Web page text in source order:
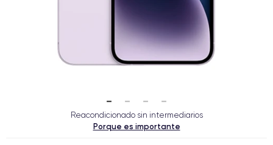
Reacondicionado sin intermediarios
Porque es importante